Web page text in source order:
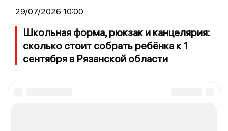
29/07/2026 10:00
Школьная форма, рюкзак и канцелярия:
сколько стоит собрать ребёнка к 1
сентября в Рязанской области